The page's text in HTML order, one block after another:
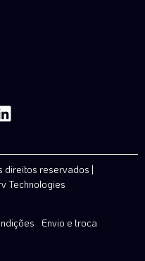
direitos reservados |
Technologies
Envio e troca